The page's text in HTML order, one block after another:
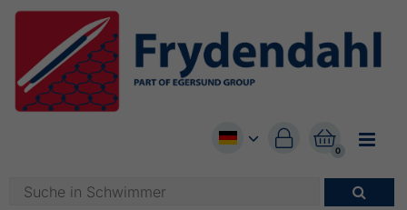


0
